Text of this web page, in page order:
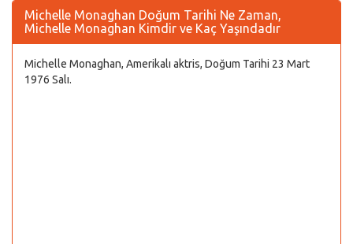
Michelle Monaghan Doğum Tarihi Ne Zaman,
Michelle Monaghan Kimdir ve Kaç Yaşındadır
Michelle Monaghan, Amerikalı aktris, Doğum Tarihi 23 Mart
1976 Salı.